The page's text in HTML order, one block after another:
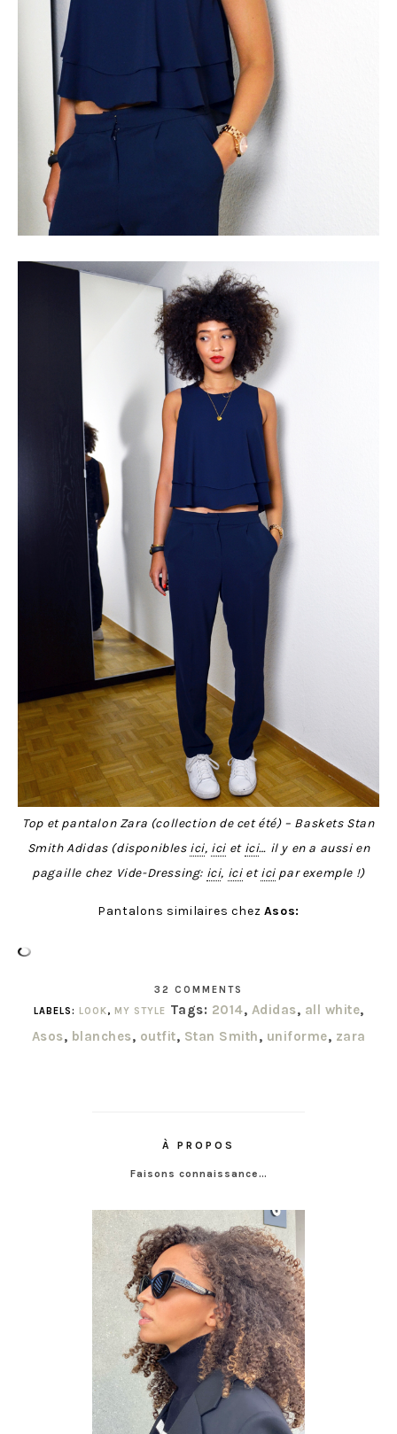
Top et pantalon Zara (collection de cet été) – Baskets Stan
Smith Adidas (disponibles ici, ici et ici… il y en a aussi en
pagaille chez Vide-Dressing: ici, icieticipar exemple !)
Pantalons similaires chez Asos:
32 COMMENTS
LABELS: LOOK, MY STYLE Tags: 2014, Adidas, all white,
Asos, blanches, outfit, Stan Smith, uniforme, zara
À PROPOS
Faisons connaissance…